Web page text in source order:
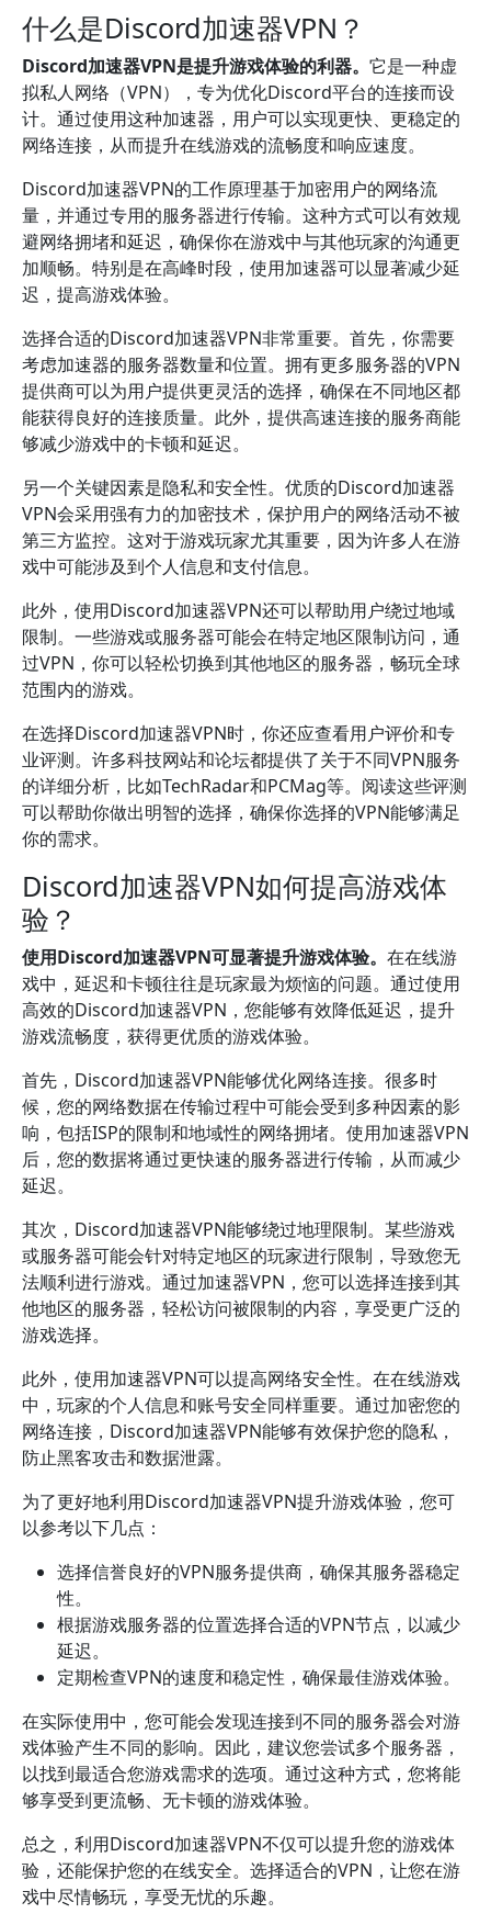
什么是Discord加速器VPN？
Discord加速器VPN是提升游戏体验的利器。 它是一种虚
拟私人网络（VPN），专为优化Discord平台的连接而设
计。通过使用这种加速器，用户可以实现更快、更稳定的
网络连接，从而提升在线游戏的流畅度和响应速度。
Discord加速器VPN的工作原理基于加密用户的网络流
量，并通过专用的服务器进行传输。这种方式可以有效规
避网络拥堵和延迟，确保你在游戏中与其他玩家的沟通更
加顺畅。特别是在高峰时段，使用加速器可以显著减少延
迟，提高游戏体验。
选择合适的Discord加速器VPN非常重要。首先，你需要
考虑加速器的服务器数量和位置。拥有更多服务器的VPN
提供商可以为用户提供更灵活的选择，确保在不同地区都
能获得良好的连接质量。此外，提供高速连接的服务商能
够减少游戏中的卡顿和延迟。
另一个关键因素是隐私和安全性。优质的Discord加速器
VPN会采用强有力的加密技术，保护用户的网络活动不被
第三方监控。这对于游戏玩家尤其重要，因为许多人在游
戏中可能涉及到个人信息和支付信息。
此外，使用Discord加速器VPN还可以帮助用户绕过地域
限制。一些游戏或服务器可能会在特定地区限制访问，通
过VPN，你可以轻松切换到其他地区的服务器，畅玩全球
范围内的游戏。
在选择Discord加速器VPN时，你还应查看用户评价和专
业评测。许多科技网站和论坛都提供了关于不同VPN服务
的详细分析，比如TechRadar和PCMag等。阅读这些评测
可以帮助你做出明智的选择，确保你选择的VPN能够满足
你的需求。
Discord加速器VPN如何提高游戏体
验？
使用Discord加速器VPN可显著提升游戏体验。 在在线游
戏中，延迟和卡顿往往是玩家最为烦恼的问题。通过使用
高效的Discord加速器VPN，您能够有效降低延迟，提升
游戏流畅度，获得更优质的游戏体验。
首先，Discord加速器VPN能够优化网络连接。很多时
候，您的网络数据在传输过程中可能会受到多种因素的影
响，包括ISP的限制和地域性的网络拥堵。使用加速器VPN
后，您的数据将通过更快速的服务器进行传输，从而减少
延迟。
其次，Discord加速器VPN能够绕过地理限制。某些游戏
或服务器可能会针对特定地区的玩家进行限制，导致您无
法顺利进行游戏。通过加速器VPN，您可以选择连接到其
他地区的服务器，轻松访问被限制的内容，享受更广泛的
游戏选择。
此外，使用加速器VPN可以提高网络安全性。在在线游戏
中，玩家的个人信息和账号安全同样重要。通过加密您的
网络连接，Discord加速器VPN能够有效保护您的隐私，
防止黑客攻击和数据泄露。
为了更好地利用Discord加速器VPN提升游戏体验，您可
以参考以下几点：
选择信誉良好的VPN服务提供商，确保其服务器稳定
性。
根据游戏服务器的位置选择合适的VPN节点，以减少
延迟。
定期检查VPN的速度和稳定性，确保最佳游戏体验。
在实际使用中，您可能会发现连接到不同的服务器会对游
戏体验产生不同的影响。因此，建议您尝试多个服务器，
以找到最适合您游戏需求的选项。通过这种方式，您将能
够享受到更流畅、无卡顿的游戏体验。
总之，利用Discord加速器VPN不仅可以提升您的游戏体
验，还能保护您的在线安全。选择适合的VPN，让您在游
戏中尽情畅玩，享受无忧的乐趣。